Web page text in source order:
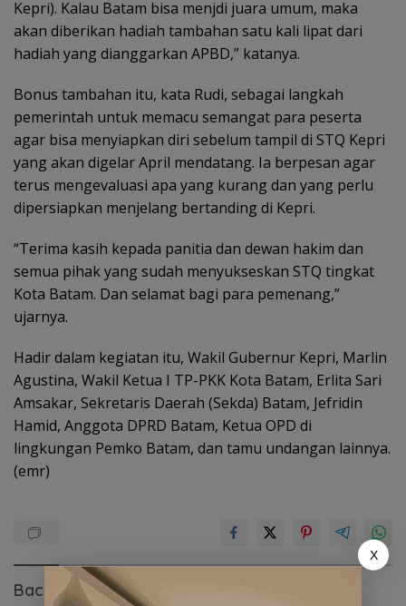
Kepri). Kalau Batam bisa menjdi juara umum, maka
akan diberikan hadiah tambahan satu kali lipat dari
hadiah yang dianggarkan APBD,” katanya.
Bonus tambahan itu, kata Rudi, sebagai langkah
pemerintah untuk memacu semangat para peserta
agar bisa menyiapkan diri sebelum tampil di STQ Kepri
yang akan digelar April mendatang. Ia berpesan agar
terus mengevaluasi apa yang kurang dan yang perlu
dipersiapkan menjelang bertanding di Kepri.
“Terima kasih kepada panitia dan dewan hakim dan
semua pihak yang sudah menyukseskan STQ tingkat
Kota Batam. Dan selamat bagi para pemenang,”
ujarnya.
Hadir dalam kegiatan itu, Wakil Gubernur Kepri, Marlin
Agustina, Wakil Ketua I TP-PKK Kota Batam, Erlita Sari
Amsakar, Sekretaris Daerah (Sekda) Batam, Jefridin
Hamid, Anggota DPRD Batam, Ketua OPD di
lingkungan Pemko Batam, dan tamu undangan lainnya.
(emr)
Baca Juga
X